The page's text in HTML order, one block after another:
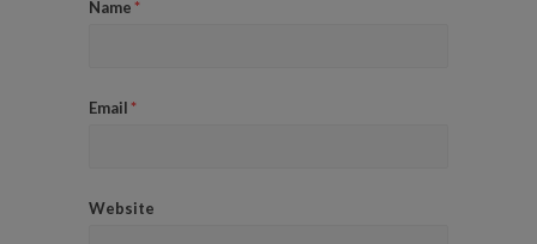
Name*
Email*
Website